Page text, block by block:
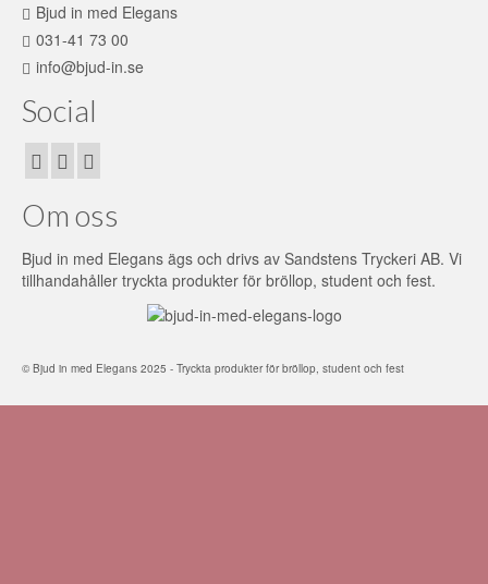
Bjud in med Elegans
031-41 73 00
info@bjud-in.se
Social
Om oss
Bjud in med Elegans ägs och drivs av Sandstens Tryckeri AB. Vi
tillhandahåller tryckta produkter för bröllop, student och fest.
© Bjud in med Elegans 2025 - Tryckta produkter för bröllop, student och fest